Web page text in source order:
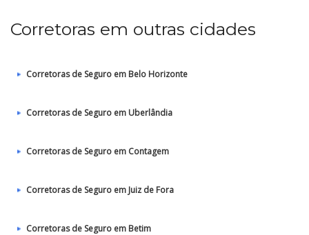
Corretoras em outras cidades
Corretoras de Seguro em Belo Horizonte
Corretoras de Seguro em Uberlândia
Corretoras de Seguro em Contagem
Corretoras de Seguro em Juiz de Fora
Corretoras de Seguro em Betim